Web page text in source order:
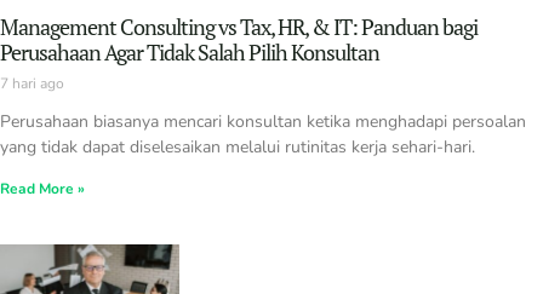
Management Consulting vs Tax, HR, & IT: Panduan bagi
Perusahaan Agar Tidak Salah Pilih Konsultan
7 hari ago
Perusahaan biasanya mencari konsultan ketika menghadapi persoalan
yang tidak dapat diselesaikan melalui rutinitas kerja sehari-hari.
Read More »